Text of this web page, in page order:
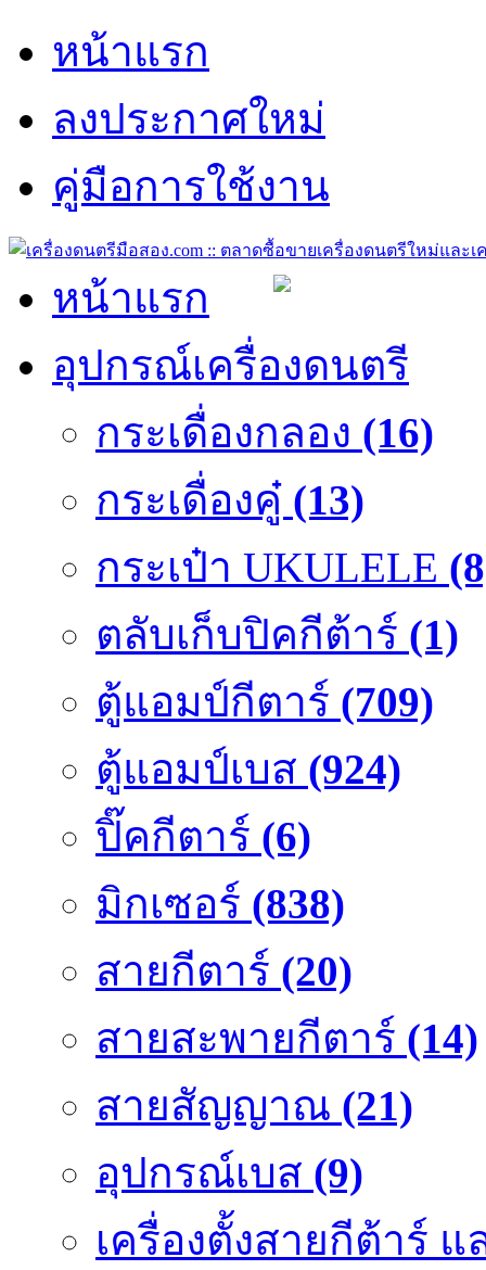
หน้าแรก
ลงประกาศใหม่
คู่มือการใช้งาน
หน้าแรก
อุปกรณ์เครื่องดนตรี
กระเดื่องกลอง (16)
กระเดื่องคู๋ (13)
กระเป๋า UKULELE
ตลับเก็บปิคกีต้าร์ (1)
ตู้แอมป์กีตาร์ (709)
ตู้แอมป์เบส (924)
ปิ๊คกีตาร์ (6)
มิกเซอร์ (838)
สายกีตาร์ (20)
สายสะพายกีตาร์ (14)
สายสัญญาณ (21)
อุปกรณ์เบส (9)
เครื่องตั้งสายกีต้าร์ แ